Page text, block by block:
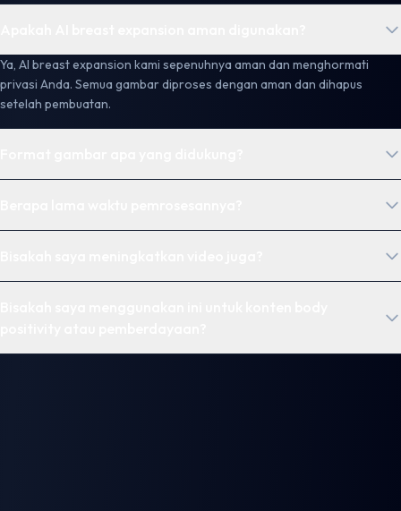
Ya, AI breast expansion kami sepenuhnya aman dan menghormati
privasi Anda. Semua gambar diproses dengan aman dan dihapus
setelah pembuatan.